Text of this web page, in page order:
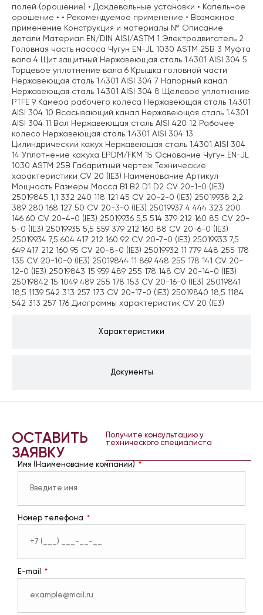
Характеристики
Документы
полей (орошение) • Дождевальные установки • Капельное
орошение • • Рекомендуемое применение ◦ Возможное
применение Конструкция и материалы № Описание
детали Материал EN/DIN AISI/ASTM 1 Электродвигатель 2
Головная часть насоса Чугун EN-JL 1030 ASTM 25B 3 Муфта
вала 4 Щит защитный Нержавеющая сталь 1.4301 AISI 304 5
Торцевое уплотнение вала 6 Крышка головной части
Нержавеющая сталь 1.4301 AISI 304 7 Напорный канал
Нержавеющая сталь 1.4301 AISI 304 8 Щелевое уплотнение
PTFE 9 Камера рабочего колеса Нержавеющая сталь 1.4301
AISI 304 10 Всасывающий канал Нержавеющая сталь 1.4301
AISI 304 11 Вал Нержавеющая сталь AISI 420 12 Рабочее
колесо Нержавеющая сталь 1.4301 AISI 304 13
Цилиндрический кожух Нержавеющая сталь 1.4301 AISI 304
14 Уплотнение кожуха EPDM/FKM 15 Основание Чугун EN-JL
1030 ASTM 25B Габаритный чертеж Технические
характеристики CV 20 (IE3) Наименование Артикул
Мощность Размеры Масса B1 B2 D1 D2 CV 20-1-0 (IE3)
25019845 1,1 332 240 118 121 45 CV 20-2-0 (IE3) 25019938 2,2
389 280 168 127 50 CV 20-3-0 (IE3) 25019937 4 444 323 200
146 60 CV 20-4-0 (IE3) 25019936 5,5 514 379 212 160 85 CV 20-
5-0 (IE3) 25019935 5,5 559 379 212 160 88 CV 20-6-0 (IE3)
25019934 7,5 604 417 212 160 92 CV 20-7-0 (IE3) 25019933 7,5
649 417 212 160 95 CV 20-8-0 (IE3) 25019932 11 779 448 255 178
135 CV 20-10-0 (IE3) 25019844 11 869 448 255 178 141 CV 20-
12-0 (IE3) 25019843 15 959 489 255 178 148 CV 20-14-0 (IE3)
25019842 15 1049 489 255 178 153 CV 20-16-0 (IE3) 25019841
18,5 1139 542 313 257 173 CV 20-17-0 (IE3) 25019840 18,5 1184
542 313 257 176 Диаграммы характеристик CV 20 (IE3)
ОСТАВИТЬ
ЗАЯВКУ
Получите консультацию у
технического специалиста
Имя (Наименование компании)
Номер телефона
E-mail